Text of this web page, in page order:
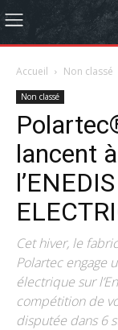
Accueil Non classé
Non classé
lancent
Cet hiver, le
Polartec engage
électrique sur
compétition de
disputée dans 6